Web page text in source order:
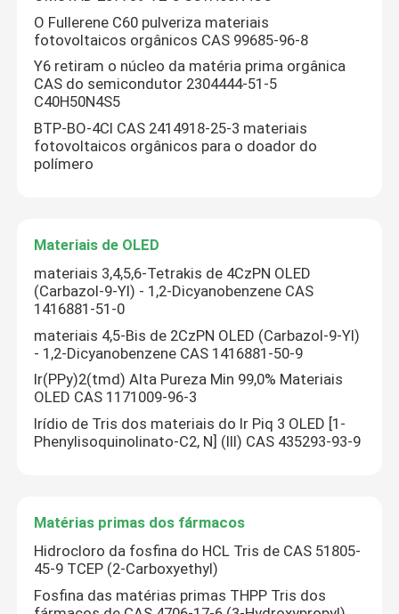
Casa
Produtos
O Fullerene C60 pulveriza materiais
fotovoltaicos orgânicos CAS 99685-96-8
Y6 retiram o núcleo da matéria prima orgânica
CAS do semicondutor 2304444-51-5
C40H50N4S5
BTP-BO-4Cl CAS 2414918-25-3 materiais
fotovoltaicos orgânicos para o doador do
polímero
Materiais de OLED
materiais 3,4,5,6-Tetrakis de 4CzPN OLED
(Carbazol-9-Yl) - 1,2-Dicyanobenzene CAS
1416881-51-0
materiais 4,5-Bis de 2CzPN OLED (Carbazol-9-Yl)
- 1,2-Dicyanobenzene CAS 1416881-50-9
Ir(PPy)2(tmd) Alta Pureza Min 99,0% Materiais
OLED CAS 1171009-96-3
Irídio de Tris dos materiais do Ir Piq 3 OLED [1-
Phenylisoquinolinato-C2, N] (III) CAS 435293-93-9
Matérias primas dos fármacos
Hidrocloro da fosfina do HCL Tris de CAS 51805-
45-9 TCEP (2-Carboxyethyl)
Fosfina das matérias primas THPP Tris dos